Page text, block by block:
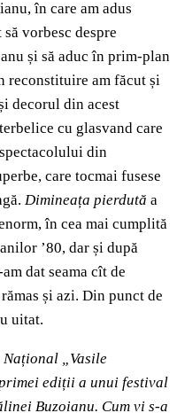
în care am adus
vorbesc despre
și să aduc în prim-plan
reconstituire am făcut și
decorul din acest
cu glasvand care
din
care tocmai fusese
Dimineața pierdută a
în cea mai cumplită
’80, dar și după
dat seama cît de
și azi. Din punct de
uitat.
„Vasile
ediții a unui festival
Buzoianu. Cum vi s-a